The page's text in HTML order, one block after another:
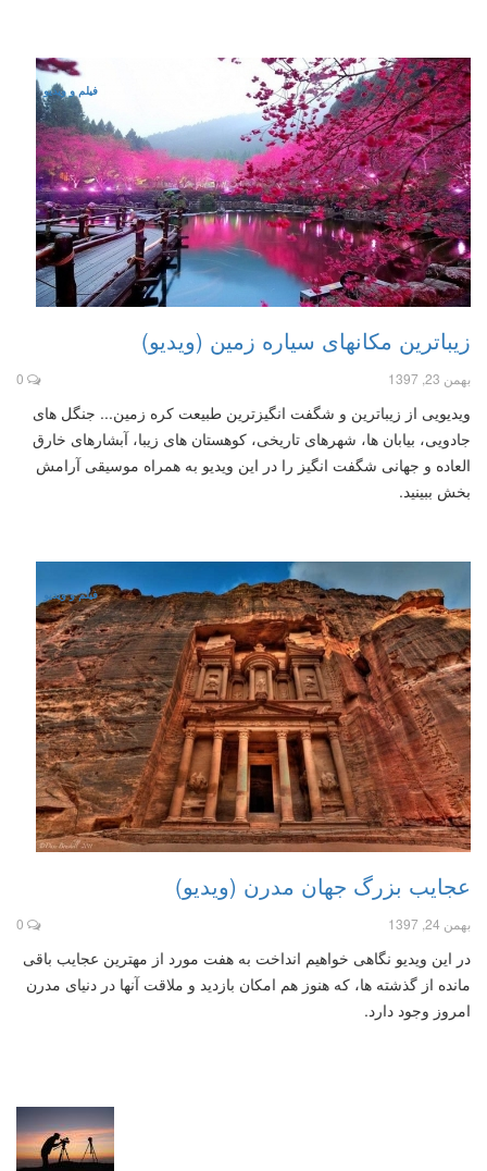
فیلم و ویدیو
زیباترین مکانهای سیاره زمین (ویدیو)
بهمن 23, 1397 0
ویدیویی از زیباترین و شگفت انگیزترین طبیعت کره زمین... جنگل های
جادویی، بیابان ها، شهرهای تاریخی، کوهستان های زیبا، آبشارهای خارق
العاده و جهانی شگفت انگیز را در این ویدیو به همراه موسیقی آرامش
بخش ببینید.
فیلم و ویدیو
عجایب بزرگ جهان مدرن (ویدیو)
بهمن 24, 1397 0
در این ویدیو نگاهی خواهیم انداخت به هفت مورد از مهترین عجایب باقی
مانده از گذشته ها، که هنوز هم امکان بازدید و ملاقت آنها در دنیای مدرن
امروز وجود دارد.